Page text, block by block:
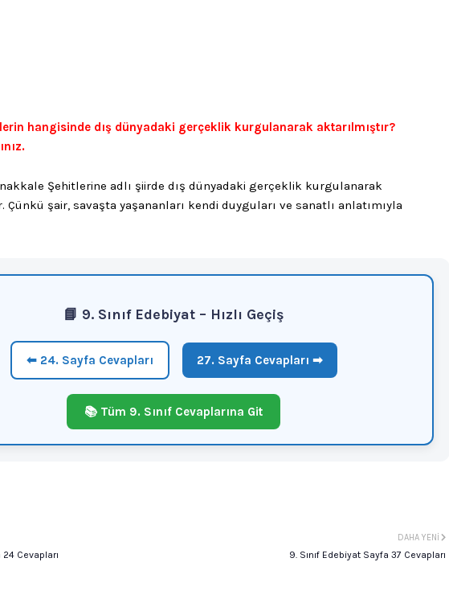
hangisinde dış dünyadaki gerçeklik kurgulanarak aktarılmıştır?
Şehitlerine adlı şiirde dış dünyadaki gerçeklik kurgulanarak
Çünkü şair, savaşta yaşananları kendi duyguları ve sanatlı anlatımıyla
📘 9. Sınıf Edebiyat – Hızlı Geçiş
⬅ 24. Sayfa Cevapları 27. Sayfa Cevapları ➡
📚 Tüm 9. Sınıf Cevaplarına Git
DAHA YENI
9. Sınıf Edebiyat Sayfa 37 Cevapları
24 Cevapları